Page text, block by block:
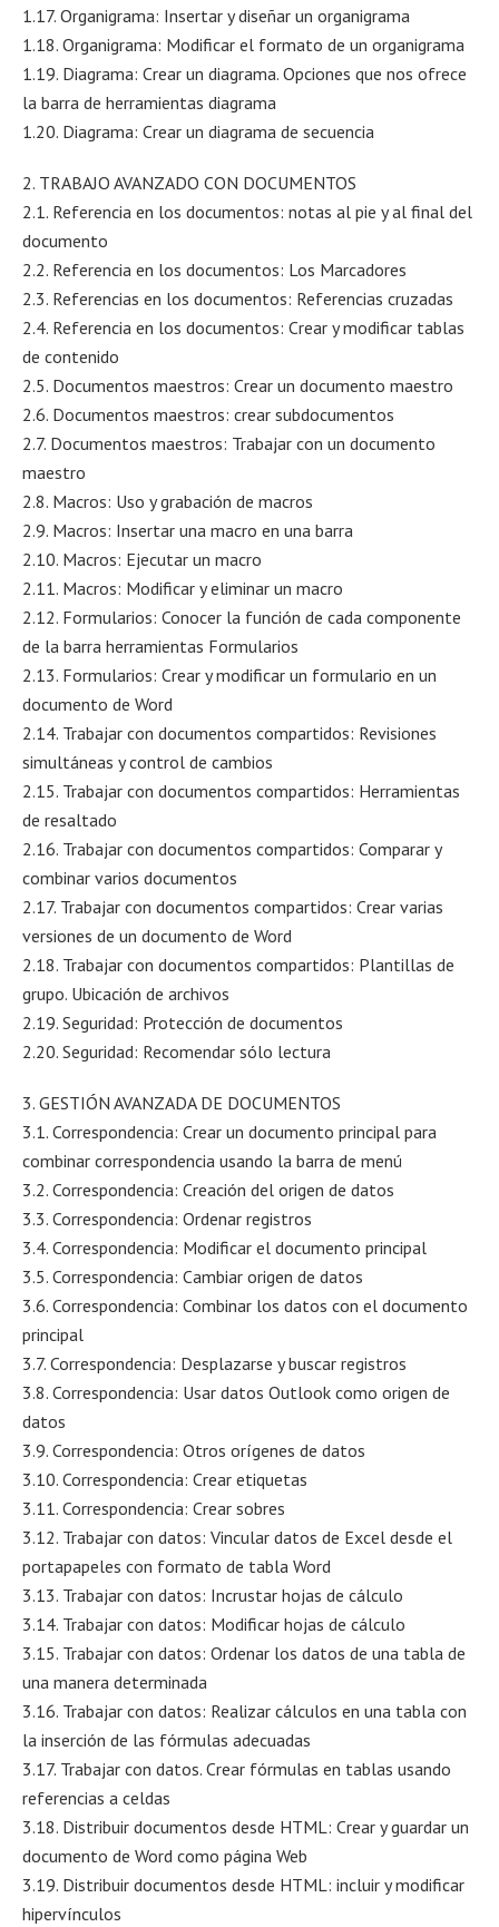
1.17. Organigrama: Insertar y diseñar un organigrama
1.18. Organigrama: Modificar el formato de un organigrama
1.19. Diagrama: Crear un diagrama. Opciones que nos ofrece
la barra de herramientas diagrama
1.20. Diagrama: Crear un diagrama de secuencia
2. TRABAJO AVANZADO CON DOCUMENTOS
2.1. Referencia en los documentos: notas al pie y al final del
documento
2.2. Referencia en los documentos: Los Marcadores
2.3. Referencias en los documentos: Referencias cruzadas
2.4. Referencia en los documentos: Crear y modificar tablas
de contenido
2.5. Documentos maestros: Crear un documento maestro
2.6. Documentos maestros: crear subdocumentos
2.7. Documentos maestros: Trabajar con un documento
maestro
2.8. Macros: Uso y grabación de macros
2.9. Macros: Insertar una macro en una barra
2.10. Macros: Ejecutar un macro
2.11. Macros: Modificar y eliminar un macro
2.12. Formularios: Conocer la función de cada componente
de la barra herramientas Formularios
2.13. Formularios: Crear y modificar un formulario en un
documento de Word
2.14. Trabajar con documentos compartidos: Revisiones
simultáneas y control de cambios
2.15. Trabajar con documentos compartidos: Herramientas
de resaltado
2.16. Trabajar con documentos compartidos: Comparar y
combinar varios documentos
2.17. Trabajar con documentos compartidos: Crear varias
versiones de un documento de Word
2.18. Trabajar con documentos compartidos: Plantillas de
grupo. Ubicación de archivos
2.19. Seguridad: Protección de documentos
2.20. Seguridad: Recomendar sólo lectura
3. GESTIÓN AVANZADA DE DOCUMENTOS
3.1. Correspondencia: Crear un documento principal para
combinar correspondencia usando la barra de menú
3.2. Correspondencia: Creación del origen de datos
3.3. Correspondencia: Ordenar registros
3.4. Correspondencia: Modificar el documento principal
3.5. Correspondencia: Cambiar origen de datos
3.6. Correspondencia: Combinar los datos con el documento
principal
3.7. Correspondencia: Desplazarse y buscar registros
3.8. Correspondencia: Usar datos Outlook como origen de
datos
3.9. Correspondencia: Otros orígenes de datos
3.10. Correspondencia: Crear etiquetas
3.11. Correspondencia: Crear sobres
3.12. Trabajar con datos: Vincular datos de Excel desde el
portapapeles con formato de tabla Word
3.13. Trabajar con datos: Incrustar hojas de cálculo
3.14. Trabajar con datos: Modificar hojas de cálculo
3.15. Trabajar con datos: Ordenar los datos de una tabla de
una manera determinada
3.16. Trabajar con datos: Realizar cálculos en una tabla con
la inserción de las fórmulas adecuadas
3.17. Trabajar con datos. Crear fórmulas en tablas usando
referencias a celdas
3.18. Distribuir documentos desde HTML: Crear y guardar un
documento de Word como página Web
3.19. Distribuir documentos desde HTML: incluir y modificar
hipervínculos